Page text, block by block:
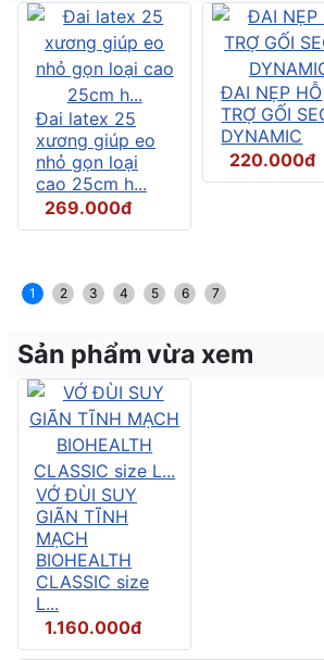
Đai latex 25
xương giúp eo
nhỏ gọn loại
cao 25cm h...
269.000đ
ĐAI NẸP HỖ
TRỢ GỐI
DYNAMIC
220.000đ
1 2 3 4 5 6 7
Sản phẩm vừa xem
VỚ ĐÙI SUY
GIÃN TĨNH
MẠCH
BIOHEALTH
CLASSIC size
L...
1.160.000đ